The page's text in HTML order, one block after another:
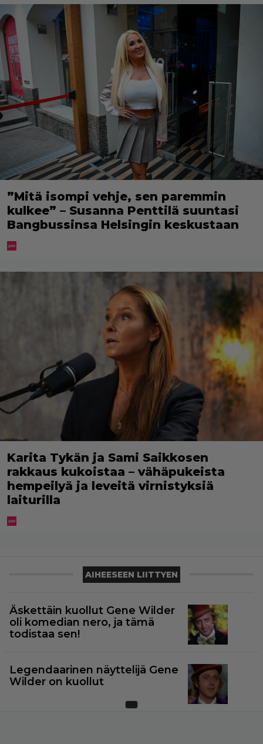
”Mitä isompi vehje, sen paremmin
kulkee” – Susanna Penttilä suuntasi
Bangbussinsa Helsingin keskustaan
Karita Tykän ja Sami Saikkosen
rakkaus kukoistaa – vähäpukeista
hempeilyä ja leveitä virnistyksiä
laiturilla
AIHEESEEN LIITTYEN
Äskettäin kuollut Gene Wilder
oli komedian nero, ja tämä
todistaa sen!
Legendaarinen näyttelijä Gene
Wilder on kuollut